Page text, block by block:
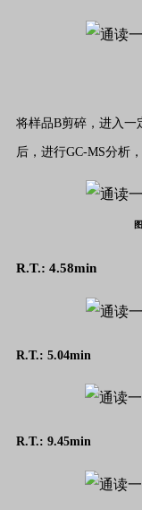
将样品B剪碎，进入一
后，进行GC-MS分析，
R.T.: 4.58min
R.T.: 5.04min
R.T.: 9.45min